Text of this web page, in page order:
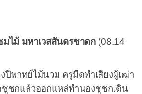
ไม้ มหาเวสสันดรชาดก(08.14
าทย์ไม้นวม ครูมืดทำเสียงผู้เฒ่า
ดชูชกแล้วออกแหล่ทำนองชูชกเดิน